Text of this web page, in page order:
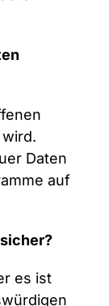
Daten
auf
es ist